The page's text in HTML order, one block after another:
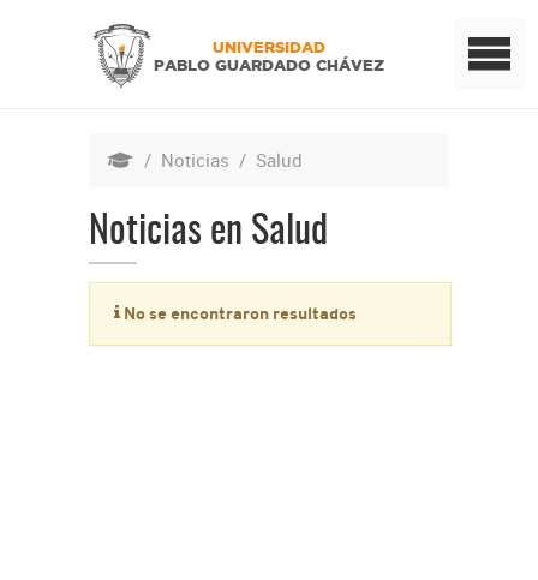
UNIVERSIDAD
PABLO GUARDADO CHÁVEZ
/ Noticias / Salud
Noticias en Salud
No se encontraron resultados